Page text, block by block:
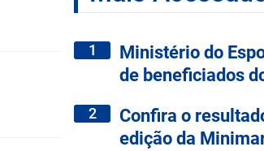
1
Ministério do
de beneficiados
2
Confira o
edição da